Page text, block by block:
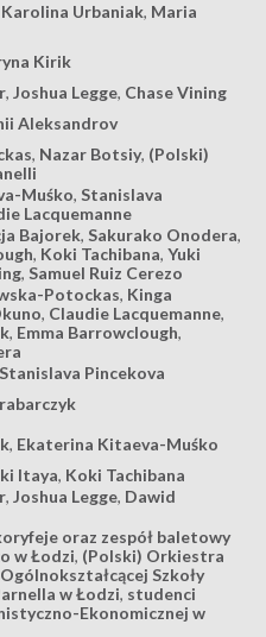
Karolina Urbaniak, Maria
Kirik
, Joshua Legge, Chase Vining
Aleksandrov
, Nazar Botsiy, (Polski)
Muśko, Stanislava
Lacquemanne
Bajorek, Sakurako Onodera,
, Koki Tachibana, Yuki
, Samuel Ruiz Cerezo
Potockas, Kinga
, Claudie Lacquemanne,
, Emma Barrowclough,
Stanislava Pincekova
, Ekaterina Kitaeva-Muśko
Itaya, Koki Tachibana
, Joshua Legge, Dawid
oraz zespół baletowy
w Łodzi, (Polski) Orkiestra
Szkoły
w Łodzi, studenci
Ekonomicznej w